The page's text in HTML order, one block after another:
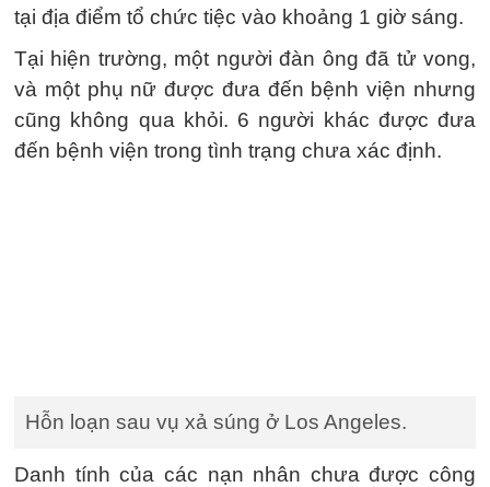
tại địa điểm tổ chức tiệc vào khoảng 1 giờ sáng.
Tại hiện trường, một người đàn ông đã tử vong,
và một phụ nữ được đưa đến bệnh viện nhưng
cũng không qua khỏi. 6 người khác được đưa
đến bệnh viện trong tình trạng chưa xác định.
Hỗn loạn sau vụ xả súng ở Los Angeles.
Danh tính của các nạn nhân chưa được công